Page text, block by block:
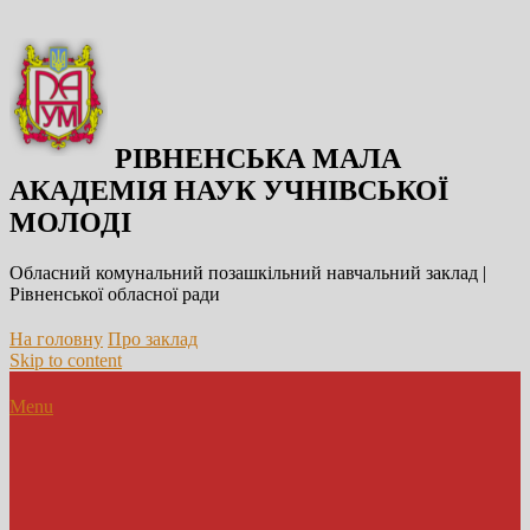
РІВНЕНСЬКА МАЛА
АКАДЕМІЯ НАУК УЧНІВСЬКОЇ
МОЛОДІ
Обласний комунальний позашкільний навчальний заклад |
Рівненської обласної ради
На головну Про заклад
Skip to content
Menu